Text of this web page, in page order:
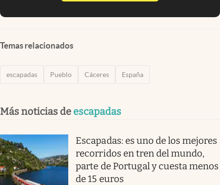
Temas relacionados
escapadas Pueblo Cáceres España
Más noticias de escapadas
Escapadas: es uno de los mejores
recorridos en tren del mundo,
parte de Portugal y cuesta menos
de 15 euros